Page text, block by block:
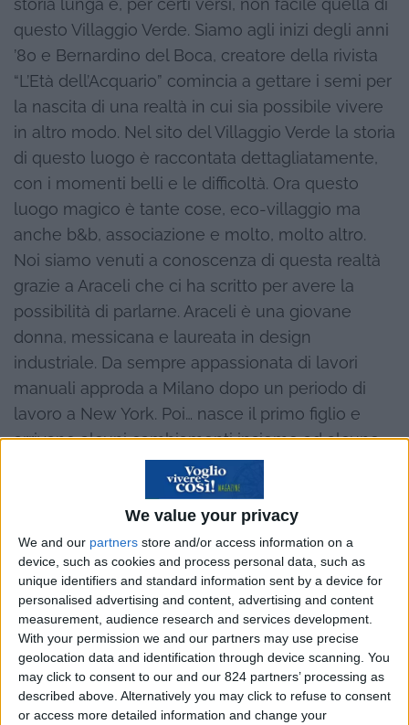
We value your privacy
We and our partners store and/or access information on a
device, such as cookies and process personal data, such as
unique identifiers and standard information sent by a device for
personalised advertising and content, advertising and content
measurement, audience research and services development.
With your permission we and our partners may use precise
geolocation data and identification through device scanning. You
may click to consent to our and our 824 partners’ processing as
described above. Alternatively you may click to refuse to consent
or access more detailed information and change your
storia lunga e, per certi versi, non facile quella di
questo Villaggio Verde. Siamo agli inizi degli anni
’80 e Bernardino del Boca, creatore della rivista
“L’Età dell’Acquario” comincia a gettare i semi per
la nascita di una realtà in cui sia possibile vivere
in altro modo. Nel sito del Villaggio Verde la storia
di questo luogo è raccontata dettagliatamente,
con i momenti belli e le difficoltà. Ora questo
luogo magico è tante cose, eco-villaggio ma
anche b&b, associazione e molto, molto altro.
Noi siamo venuti a conoscenza di questa realtà
grazie a Araceli che ci ha scritto per avere la
possibilità di parlarne. Araceli è una giovane
donna, messicana e laureata in design
industriale. Da sempre appassionata di lavori
manuali approda a Milano dopo un periodo di
lavoro a New York. Poi… nasce il primo figlio e
arrivano alcuni cambiamenti insieme ad alcune
domande. Poi altri lavori ed esperienze fino alla
scoperta e all’approdo al Villaggio Verde. Sul sito,
per altro molto ben fatto e dalla bella grafica,
www.villaggioverde.org, è possibile sapere tutto
ciò che c’è da sapere su questa realtà, sulla sua
struttura e le sue iniziative. Noi abbiamo parlato
direttamente con Araceli, per conoscerla meglio
e per scoprire ancora di più questo luogo.
Ciao Araceli, spiegaci perché hai pensato
(giustamente) che la tua storia fosse